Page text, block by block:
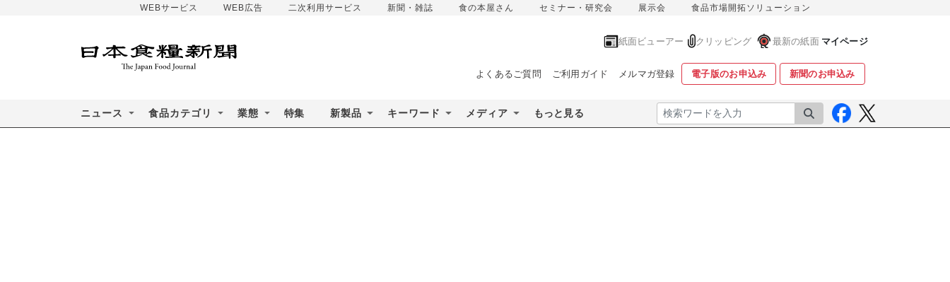
WEBサービス WEB広告 二次利用サービス 新聞・雑誌 食の本屋さん セミナー・研究会 展示会 食品市場開拓ソリューション
紙面ビューアー クリッピング 最新の紙面 マイページ
よくあるご質問 ご利用ガイド メルマガ登録 電子版のお申込み 新聞のお申込み
ニュース 食品カテゴリ 業態 特集 新製品 キーワード メディア もっと見る 検索